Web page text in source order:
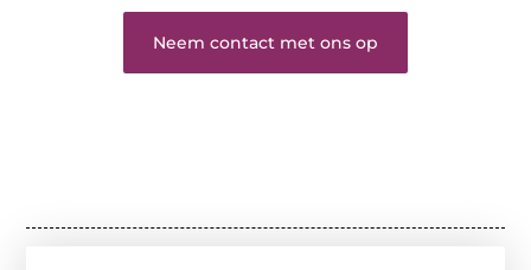
Neem contact met ons op